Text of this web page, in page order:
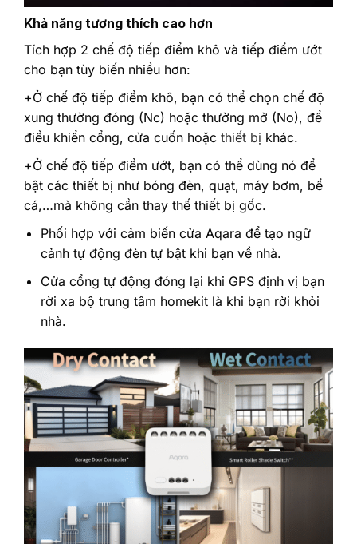
Khả năng tương thích cao hơn
Tích hợp 2 chế độ tiếp điểm khô và tiếp điểm ướt
cho bạn tùy biến nhiều hơn:
+Ở chế độ tiếp điểm khô, bạn có thể chọn chế độ
xung thường đóng (Nc) hoặc thường mở (No), để
điều khiển cổng, cửa cuốn hoặc thiết bị khác.
+Ở chế độ tiếp điểm ướt, bạn có thể dùng nó để
bật các thiết bị như bóng đèn, quạt, máy bơm, bể
cá,…mà không cần thay thế thiết bị gốc.
Phối hợp với cảm biến cửa Aqara để tạo ngữ
cảnh tự động đèn tự bật khi bạn về nhà.
Cửa cổng tự động đóng lại khi GPS định vị bạn
rời xa bộ trung tâm homekit là khi bạn rời khỏi
nhà.